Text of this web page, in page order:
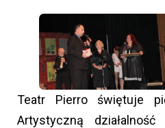
Teatr Pierro świętuje
Artystyczną